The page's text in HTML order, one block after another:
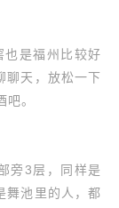
是福州比较好
聊天，放松一下
。
3层，同样是
舞池里的人，都